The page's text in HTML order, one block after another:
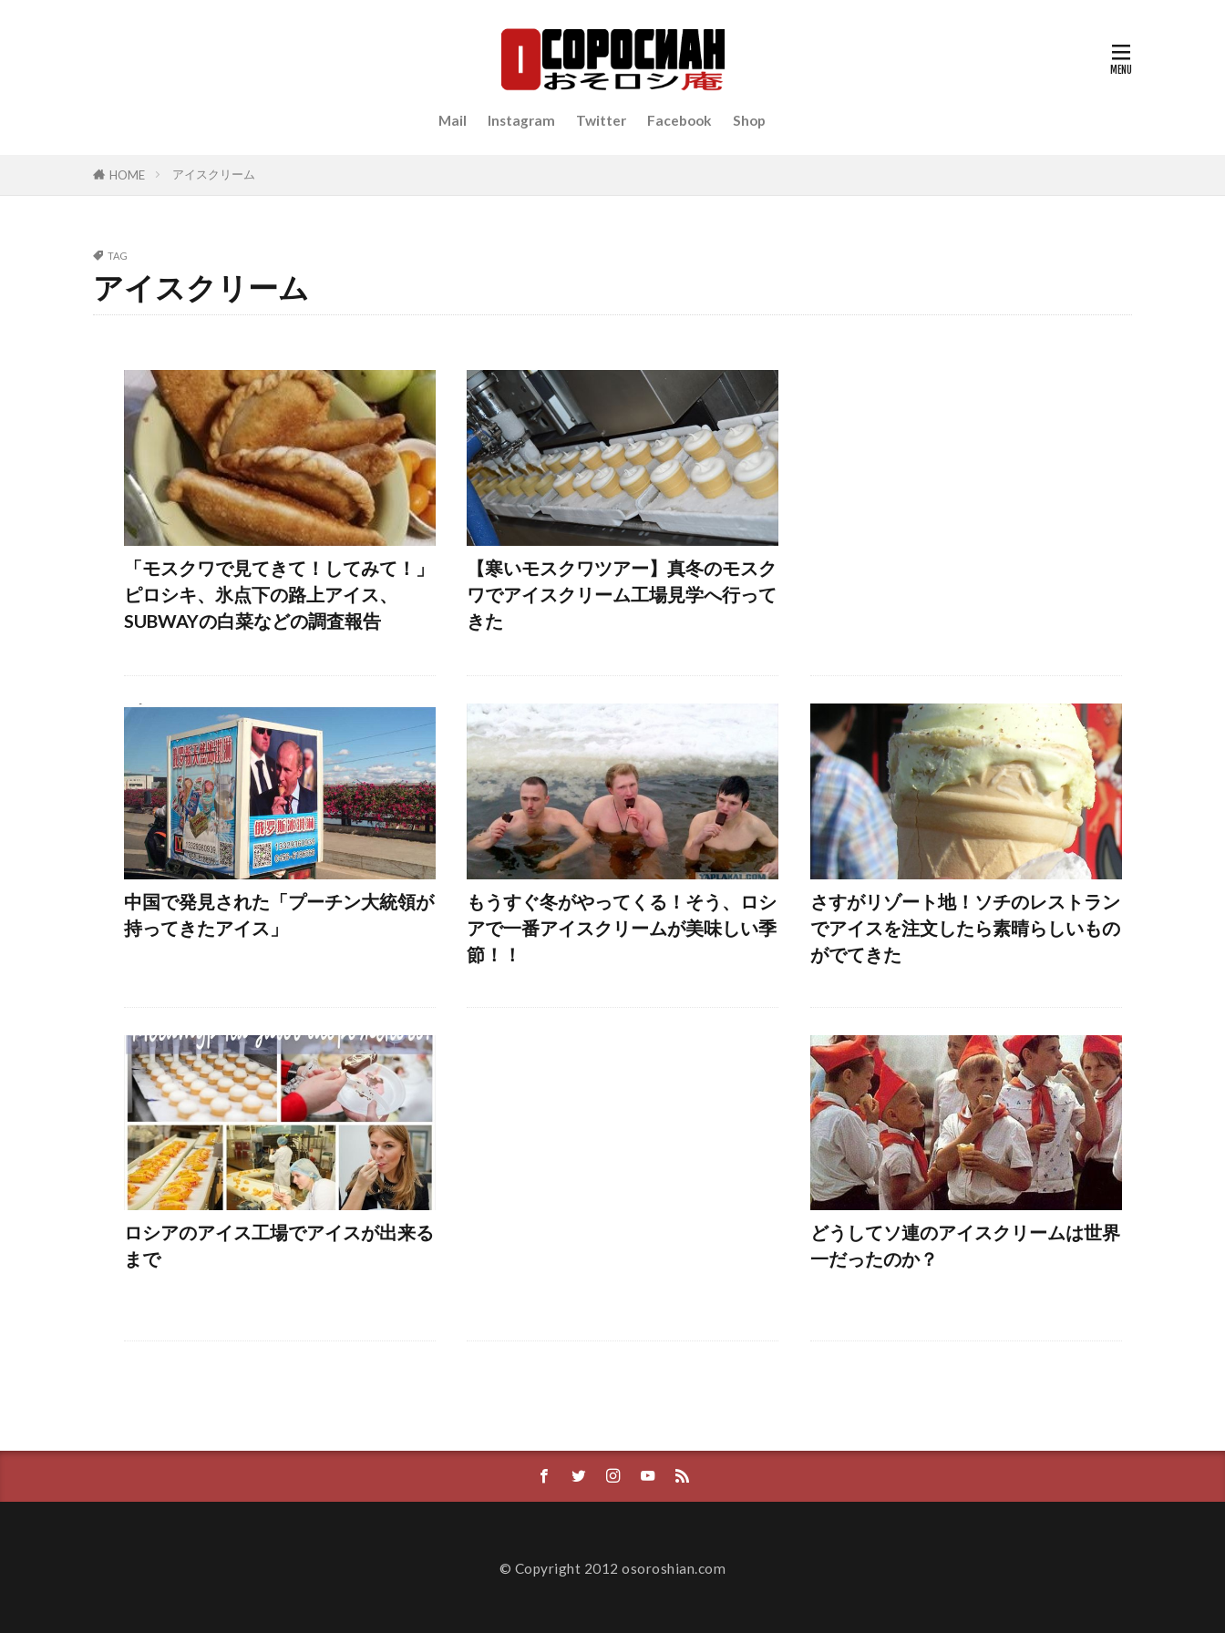
Mail Instagram Twitter Facebook Shop
HOME アイスクリーム
TAG
アイスクリーム
「モスクワで見てきて！してみて！」
ピロシキ、氷点下の路上アイス、
SUBWAYの白菜などの調査報告
【寒いモスクワツアー】真冬のモスク
ワでアイスクリーム工場見学へ行って
きた
中国で発見された「プーチン大統領が
持ってきたアイス」
もうすぐ冬がやってくる！そう、ロシ
アで一番アイスクリームが美味しい季
節！！
さすがリゾート地！ソチのレストラン
でアイスを注文したら素晴らしいもの
がでてきた
ロシアのアイス工場でアイスが出来る
まで
どうしてソ連のアイスクリームは世界
一だったのか？
© Copyright 2012 osoroshian.com